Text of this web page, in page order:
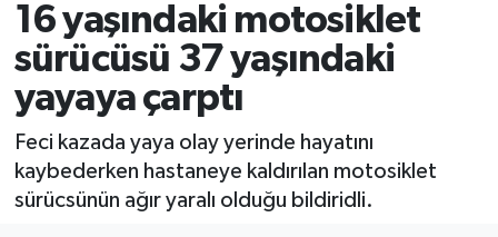
16 yaşındaki motosiklet
sürücüsü 37 yaşındaki
yayaya çarptı
Feci kazada yaya olay yerinde hayatını
kaybederken hastaneye kaldırılan motosiklet
sürücsünün ağır yaralı olduğu bildiridli.
ÖZEL HABER
POLİTİKA
Programlar